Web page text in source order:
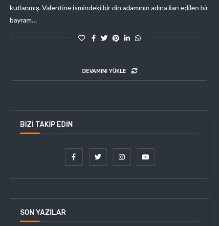
kutlanmış. Valentine ismindeki bir din adamının adına ilan edilen bir
bayram…
DEVAMINI YÜKLE
BIZI TAKIP EDIN
SON YAZILAR